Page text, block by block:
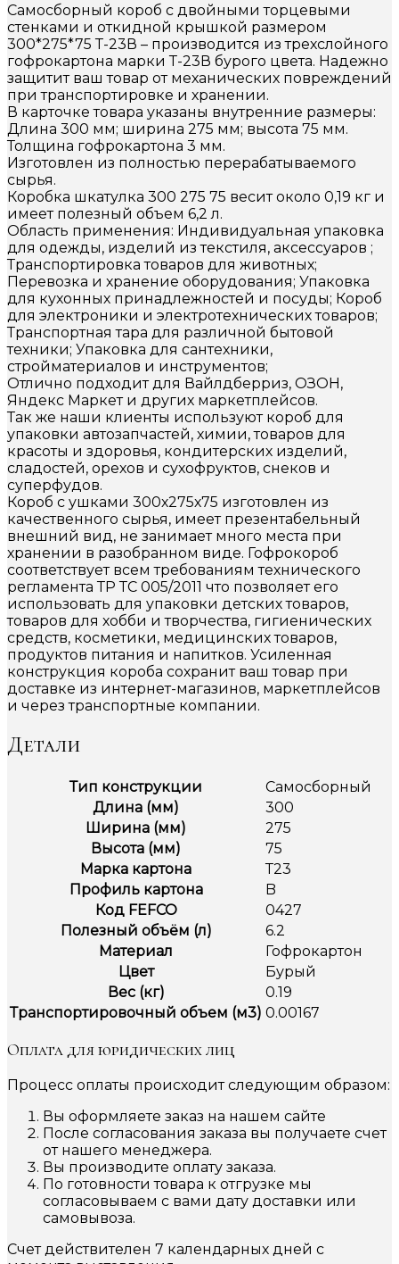
Самосборный короб с двойными торцевыми
стенками и откидной крышкой размером
300*275*75 Т-23В – производится из трехслойного
гофрокартона марки Т-23В бурого цвета. Надежно
защитит ваш товар от механических повреждений
при транспортировке и хранении.
В карточке товара указаны внутренние размеры:
Длина 300 мм; ширина 275 мм; высота 75 мм.
Толщина гофрокартона 3 мм.
Изготовлен из полностью перерабатываемого
сырья.
Коробка шкатулка 300 275 75 весит около 0,19 кг и
имеет полезный объем 6,2 л.
Область применения: Индивидуальная упаковка
для одежды, изделий из текстиля, аксессуаров ;
Транспортировка товаров для животных;
Перевозка и хранение оборудования; Упаковка
для кухонных принадлежностей и посуды; Короб
для электроники и электротехнических товаров;
Транспортная тара для различной бытовой
техники; Упаковка для сантехники,
стройматериалов и инструментов;
Отлично подходит для Вайлдберриз, ОЗОН,
Яндекс Маркет и других маркетплейсов.
Так же наши клиенты используют короб для
упаковки автозапчастей, химии, товаров для
красоты и здоровья, кондитерских изделий,
сладостей, орехов и сухофруктов, снеков и
суперфудов.
Короб с ушками 300х275х75 изготовлен из
качественного сырья, имеет презентабельный
внешний вид, не занимает много места при
хранении в разобранном виде. Гофрокороб
соответствует всем требованиям технического
регламента ТР ТС 005/2011 что позволяет его
использовать для упаковки детских товаров,
товаров для хобби и творчества, гигиенических
средств, косметики, медицинских товаров,
продуктов питания и напитков. Усиленная
конструкция короба сохранит ваш товар при
доставке из интернет-магазинов, маркетплейсов
и через транспортные компании.
Детали
Тип конструкции
Самосборный
Длина (мм)
300
Ширина (мм)
275
Высота (мм)
75
Марка картона
Т23
Профиль картона
B
Код FEFCO
0427
Полезный объём (л)
6.2
Материал
Гофрокартон
Цвет
Бурый
Вес (кг)
0.19
Транспортировочный объем (м3) 0.00167
Оплата для юридических лиц
Процесс оплаты происходит следующим образом:
Вы оформляете заказ на нашем сайте
После согласования заказа вы получаете счет
от нашего менеджера.
Вы производите оплату заказа.
По готовности товара к отгрузке мы
согласовываем с вами дату доставки или
самовывоза.
Счет действителен 7 календарных дней с